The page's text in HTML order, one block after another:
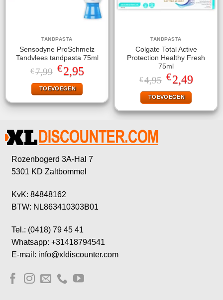
TANDPASTA
Sensodyne ProSchmelz
Tandvlees tandpasta 75ml
€7,99 Oorspronkelijke
prijs
was:
€7,99.
€2,95Huidige
prijs
is:
€2,95.
TOEVOEGEN
TANDPASTA
Colgate Total Active
Protection Healthy Fresh
75ml
€4,95 Oorspronkelijke
prijs
was:
€4,95.
€2,49Huidige
prijs
is:
€2,49.
TOEVOEGEN
Rozenbogerd 3A-Hal 7
5301 KD Zaltbommel
KvK: 84848162
BTW: NL863410303B01
Tel.: (0418) 79 45 41
Whatsapp: +31418794541
E-mail: info@xldiscounter.com